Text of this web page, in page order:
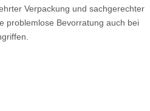
Verpackung und sachgerechter
problemlose Bevorratung auch bei